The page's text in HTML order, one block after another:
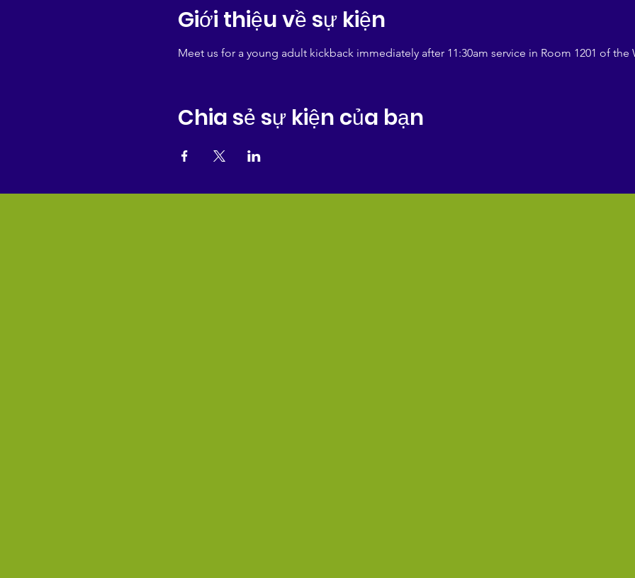
Giới thiệu về sự kiện
Meet us for a young adult kickback immediately after 11:30am service in Room 1201 of the
Chia sẻ sự kiện của bạn